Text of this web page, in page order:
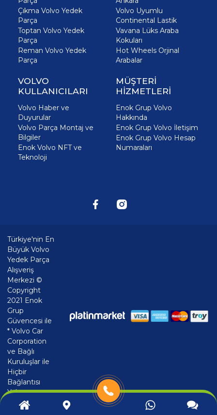
Çıkma Volvo Yedek
Parça
Toptan Volvo Yedek
Parça
Reman Volvo Yedek
Parça
Volvo Uyumlu
Continental Lastik
Vavana Lüks Araba
Kokuları
Hot Wheels Orjinal
Arabalar
VOLVO
KULLANICILARI
Volvo Haber ve
Duyurular
Volvo Parça Montaj ve
Bilgiler
Enok Volvo NFT ve
Teknoloji
MÜŞTERİ
HİZMETLERİ
Enok Grup Volvo
Hakkında
Enok Grup Volvo İletişim
Enok Grup Volvo Hesap
Numaraları
Türkiye'nin En
Büyük Volvo
Yedek Parça
Alışveriş
Merkezi ©
Copyright
2021 Enok
Grup
Güvencesi ile
* Volvo Car
Corporation
ve Bağlı
Kuruluşlar ile
Hiçbir
Bağlantısı
Yoktur